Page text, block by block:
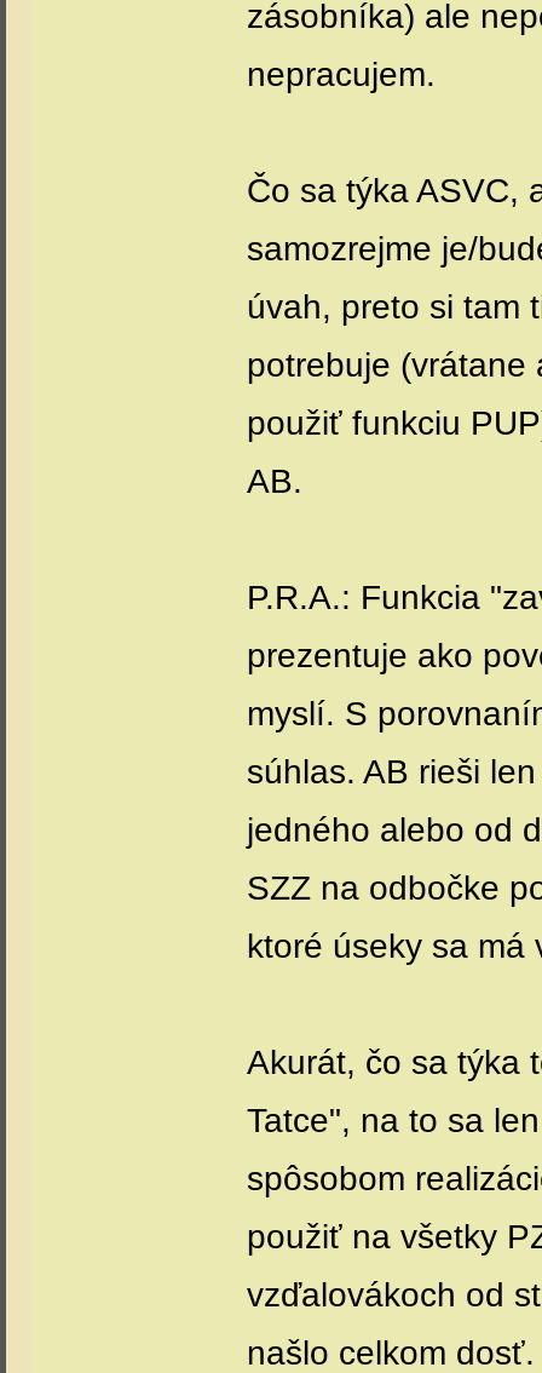
zásobníka) ale
nepracujem.
Čo sa týka ASVC,
samozrejme je/
úvah, preto si tam
potrebuje (vrátane
použiť funkciu
AB.
P.R.A.: Funkcia
prezentuje ako
myslí. S
súhlas. AB rieši
jedného alebo od
SZZ na odbočke
ktoré úseky sa má
Akurát, čo sa týka
Tatce", na to sa
spôsobom
použiť na všetky
vzďalovákoch od
našlo celkom dosť.